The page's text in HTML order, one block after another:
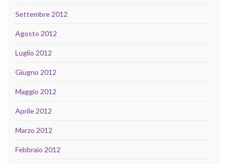
Settembre 2012
Agosto 2012
Luglio 2012
Giugno 2012
Maggio 2012
Aprile 2012
Marzo 2012
Febbraio 2012